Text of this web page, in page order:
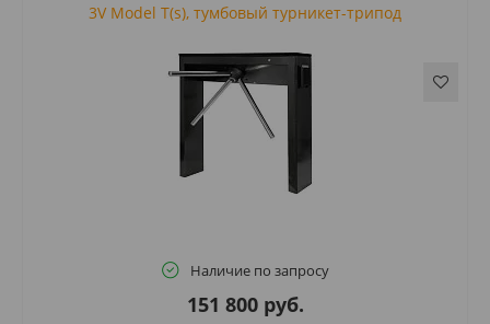
3V Model T(s), тумбовый турникет-трипод
Наличие по запросу
151 800 руб.